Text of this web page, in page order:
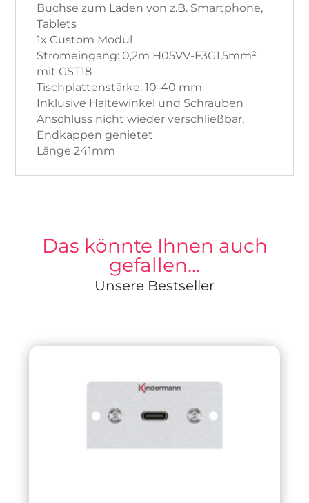
Buchse zum Laden von z.B. Smartphone,
Tablets
1x Custom Modul
Stromeingang: 0,2m H05VV-F3G1,5mm²
mit GST18
Tischplattenstärke: 10-40 mm
Inklusive Haltewinkel und Schrauben
Anschluss nicht wieder verschließbar,
Endkappen genietet
Länge 241mm
Das könnte Ihnen auch
gefallen…
Unsere Bestseller